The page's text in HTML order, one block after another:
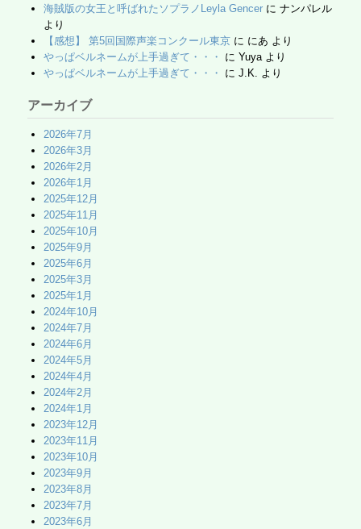
海賊版の女王と呼ばれたソプラノLeyla Gencer に ナンパレル
より
【感想】 第5回国際声楽コンクール東京 に にあ より
やっぱベルネームが上手過ぎて・・・
に Yuyaより
やっぱベルネームが上手過ぎて・・・
に J.K. より
アーカイブ
2026年7月
2026年3月
2026年2月
2026年1月
2025年12月
2025年11月
2025年10月
2025年9月
2025年6月
2025年3月
2025年1月
2024年10月
2024年7月
2024年6月
2024年5月
2024年4月
2024年2月
2024年1月
2023年12月
2023年11月
2023年10月
2023年9月
2023年8月
2023年7月
2023年6月